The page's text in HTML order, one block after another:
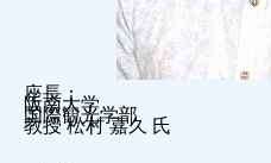
座長：
阪南大学
国際観光学部
教授 松村 嘉久 氏